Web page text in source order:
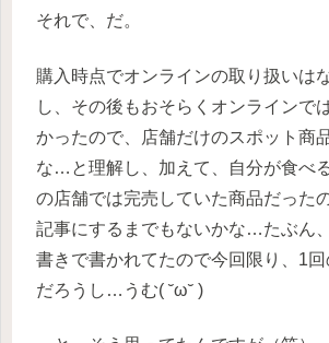
それで、だ。
購入時点でオンラインの取り扱いは
し、その後もおそらくオンラインで
かったので、店舗だけのスポット商
な…と理解し、加えて、自分が食べ
の店舗では完売していた商品だった
記事にするまでもないかな…たぶん
書きで書かれてたので今回限り、1
だろうし…うむ( ˘ω˘ )